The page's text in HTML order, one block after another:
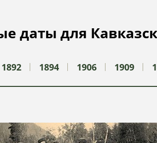
даты для
1892 1894 1906 1909